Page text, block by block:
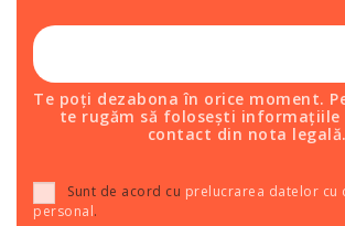
Te poți dezabona în orice moment.
te rugăm să folosești informațiile
contact din nota legală.
Sunt de acord cu prelucrarea datelor cu
personal.